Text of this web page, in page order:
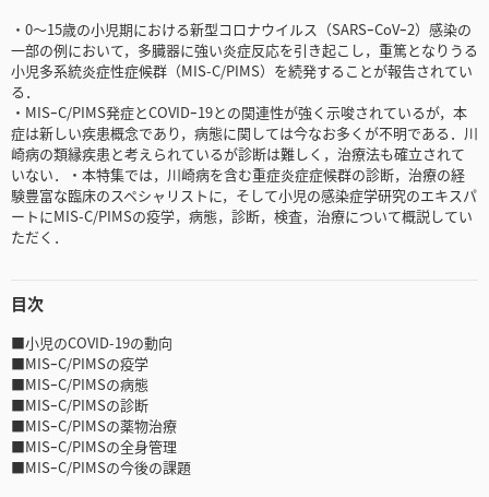
・0～15歳の小児期における新型コロナウイルス（SARSｰCoVｰ2）感染の
一部の例において，多臓器に強い炎症反応を引き起こし，重篤となりうる
小児多系統炎症性症候群（MIS-C/PIMS）を続発することが報告されてい
る．
・MISｰC/PIMS発症とCOVIDｰ19との関連性が強く示唆されているが，本
症は新しい疾患概念であり，病態に関しては今なお多くが不明である．川
崎病の類縁疾患と考えられているが診断は難しく，治療法も確立されて
いない．・本特集では，川崎病を含む重症炎症症候群の診断，治療の経
験豊富な臨床のスペシャリストに，そして小児の感染症学研究のエキスパ
ートにMIS-C/PIMSの疫学，病態，診断，検査，治療について概説してい
ただく．
目次
■小児のCOVID-19の動向
■MISｰC/PIMSの疫学
■MISｰC/PIMSの病態
■MISｰC/PIMSの診断
■MISｰC/PIMSの薬物治療
■MISｰC/PIMSの全身管理
■MISｰC/PIMSの今後の課題